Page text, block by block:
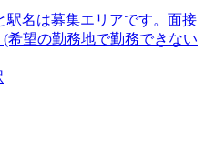
名は募集エリアです。面接
希望の勤務地で勤務できない